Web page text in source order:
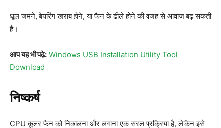
धूल जमने, बेयरिंग खराब होने, या फैन के ढीले होने की वजह से आवाज बढ़ सकती
है।
आप यह भी पढ़े: Windows USB Installation Utility Tool
Download
निष्कर्ष
CPU कूलर फैन को निकालना और लगाना एक सरल प्रक्रिया है, लेकिन इसे